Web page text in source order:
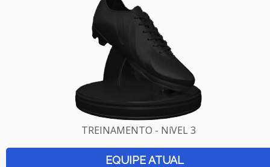
TREINAMENTO - NíVEL 3
EQUIPE ATUAL